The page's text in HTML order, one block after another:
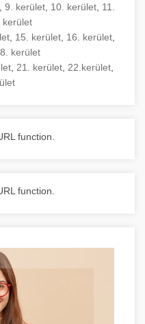
9. kerület, 10. kerület, 11.
kerület
15. kerület 16. kerület
kerület
21. kerület 22.kerület
function.
function.